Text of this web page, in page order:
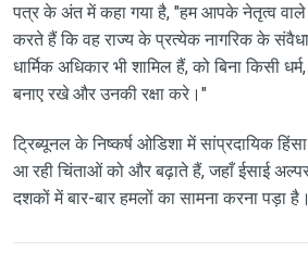
पत्र के अंत में कहा गया है, "हम आपके नेतृत्व वाले
करते हैं कि वह राज्य के प्रत्येक नागरिक के
धार्मिक अधिकार भी शामिल हैं, को बिना किसी
बनाए रखे और उनकी रक्षा करे।"
ट्रिब्यूनल के निष्कर्ष ओडिशा में सांप्रदायिक
आ रही चिंताओं को और बढ़ाते हैं, जहाँ ईसाई
दशकों में बार-बार हमलों का सामना करना पड़ा है।